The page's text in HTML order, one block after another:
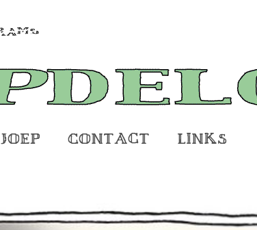
Joep Contact Links